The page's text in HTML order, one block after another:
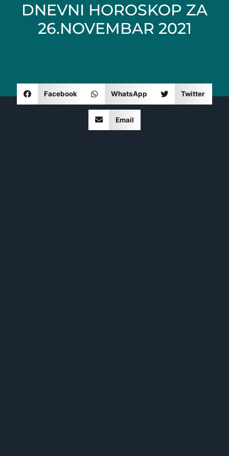
DNEVNI HOROSKOP ZA
26.NOVEMBAR 2021
Facebook WhatsApp Twitter
Email